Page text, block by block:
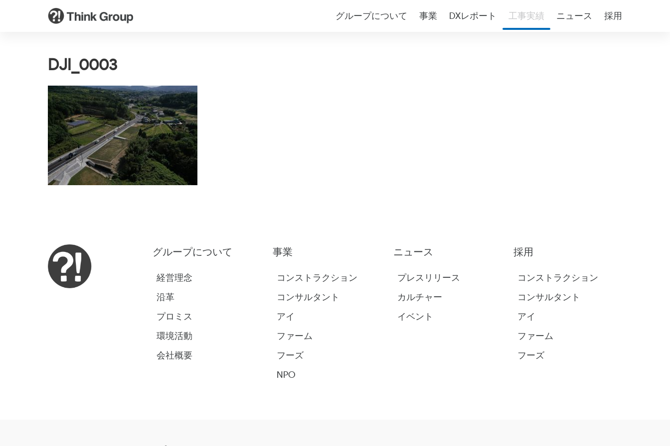
グループについて 事業 DXレポート 工事実績 ニュース 採用
DJI_0003
グループについて
経営理念
沿革
プロミス
環境活動
会社概要
事業
コンストラクション
コンサルタント
アイ
ファーム
フーズ
NPO
ニュース
プレスリリース
カルチャー
イベント
採用
コンストラクション
コンサルタント
アイ
ファーム
フーズ